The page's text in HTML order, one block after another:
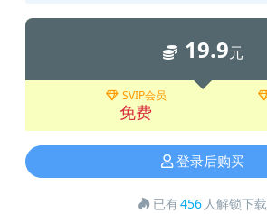
19.9元
SVIP会员
免费
登录后购买
已有456 人解锁下载